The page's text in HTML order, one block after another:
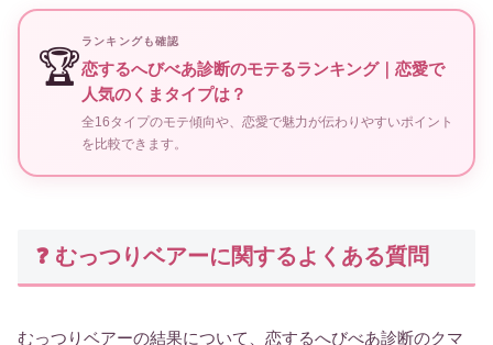
🏆
ランキングも確認
恋するへびべあ診断のモテるランキング｜恋愛で
人気のくまタイプは？
全16タイプのモテ傾向や、恋愛で魅力が伝わりやすいポイント
を比較できます。
❓ むっつりベアーに関するよくある質問
むっつりベアーの結果について、恋するへびべあ診断のクマ